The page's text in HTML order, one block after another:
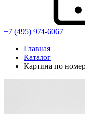
+7 (495) 974-6067
Главная
Каталог
Картина по